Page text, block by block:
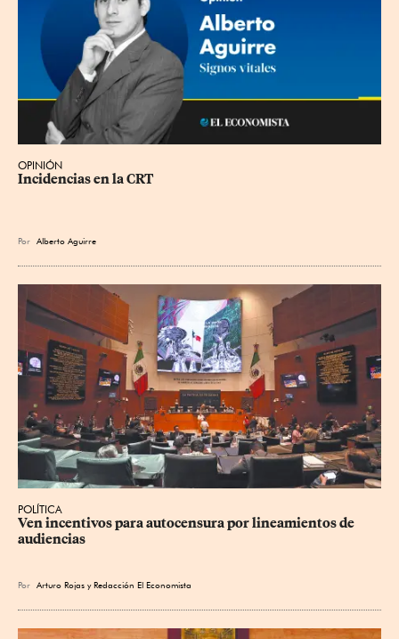
OPINIÓN
Incidencias en la CRT
Por Alberto Aguirre
POLÍTICA
Ven incentivos para autocensura por lineamientos de
audiencias
Por Arturo Rojas yRedacción El Economista